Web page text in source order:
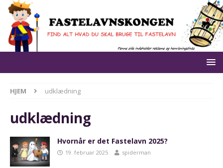
HJEM udklædning
udklædning
Hvornår er det Fastelavn 2025?
19. februar 2025 spiderman